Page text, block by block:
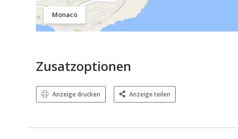
Monaco
Zusatzoptionen
Anzeige drucken Anzeige teilen